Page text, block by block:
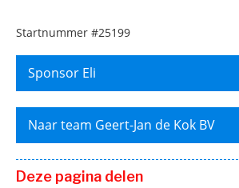
Startnummer #25199
Sponsor Eli
Naar team Geert-Jan de Kok BV
Deze pagina delen